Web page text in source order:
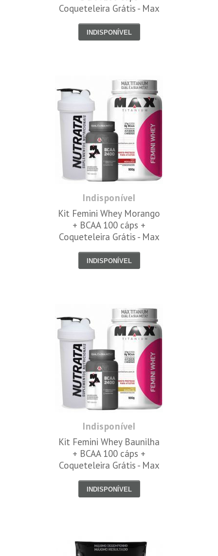
Coqueteleira Grátis - Max
INDISPONÍVEL
Indisponível
Kit Femini Whey Morango
+ BCAA 100 cáps +
Coqueteleira Grátis - Max
INDISPONÍVEL
Indisponível
Kit Femini Whey Baunilha
+ BCAA 100 cáps +
Coqueteleira Grátis - Max
INDISPONÍVEL